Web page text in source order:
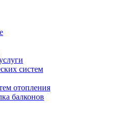
систем
отопления
балконов